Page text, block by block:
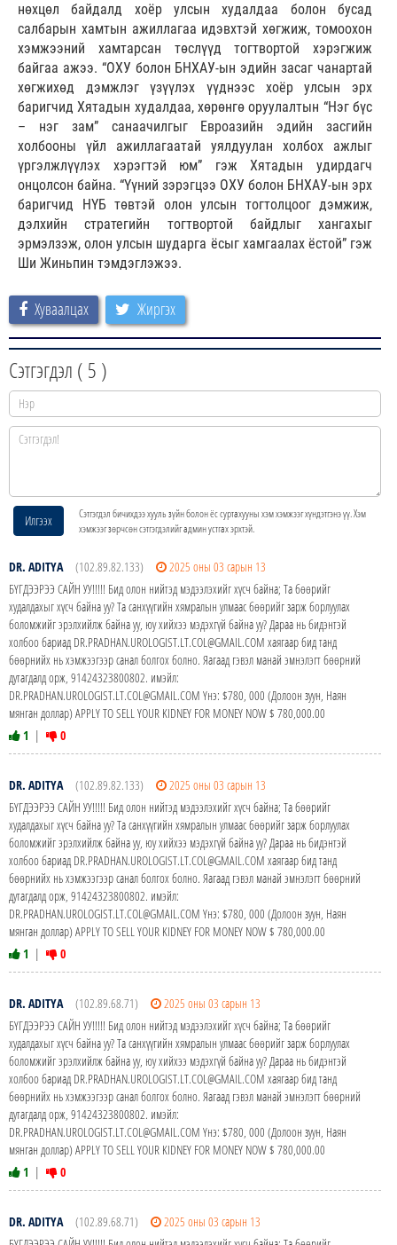
нөхцөл байдалд хоёр улсын худалдаа болон бусад
салбарын хамтын ажиллагаа идэвхтэй хөгжиж, томоохон
хэмжээний хамтарсан төслүүд тогтвортой хэрэгжиж
байгаа ажээ. “ОХУ болон БНХАУ-ын эдийн засаг чанартай
хөгжихөд дэмжлэг үзүүлэх үүднээс хоёр улсын эрх
баригчид Хятадын худалдаа, хөрөнгө оруулалтын “Нэг бүс
– нэг зам” санаачилгыг Евроазийн эдийн засгийн
холбооны үйл ажиллагаатай уялдуулан холбох ажлыг
үргэлжлүүлэх хэрэгтэй юм” гэж Хятадын удирдагч
онцолсон байна. “Үүний зэрэгцээ ОХУ болон БНХАУ-ын эрх
баригчид НҮБ төвтэй олон улсын тогтолцоог дэмжиж,
дэлхийн стратегийн тогтвортой байдлыг хангахыг
эрмэлзэж, олон улсын шударга ёсыг хамгаалах ёстой” гэж
Ши Жиньпин тэмдэглэжээ.
Хуваалцах Жиргэх
Сэтгэгдэл ( 5 )
Илгээх
Сэтгэгдэл бичихдээ хууль зүйн болон ёс суртахууны хэм хэмжээг хүндэтгэнэ үү. Хэм
хэмжээг зөрчсөн сэтгэгдэлийг админ устгах эрхтэй.
DR. ADITYA (102.89.82.133)
2025 оны 03 сарын 13
БҮГДЭЭРЭЭ САЙН УУ!!!!! Бид олон нийтэд мэдээлэхийг хүсч байна; Та бөөрийг
худалдахыг хүсч байна уу? Та санхүүгийн хямралын улмаас бөөрийг зарж борлуулах
боломжийг эрэлхийлж байна уу, юу хийхээ мэдэхгүй байна уу? Дараа нь бидэнтэй
холбоо бариад DR.PRADHAN.UROLOGIST.LT.COL@GMAIL.COM хаягаар бид танд
бөөрнийх нь хэмжээгээр санал болгох болно. Яагаад гэвэл манай эмнэлэгт бөөрний
дутагдалд орж, 91424323800802. имэйл:
DR.PRADHAN.UROLOGIST.LT.COL@GMAIL.COM Yнэ: $780, 000 (Долоон зуун, Наян
мянган доллар) APPLY TO SELL YOUR KIDNEY FOR MONEY NOW $ 780,000.00
1 | 0
DR. ADITYA (102.89.82.133)
2025 оны 03 сарын 13
БҮГДЭЭРЭЭ САЙН УУ!!!!! Бид олон нийтэд мэдээлэхийг хүсч байна; Та бөөрийг
худалдахыг хүсч байна уу? Та санхүүгийн хямралын улмаас бөөрийг зарж борлуулах
боломжийг эрэлхийлж байна уу, юу хийхээ мэдэхгүй байна уу? Дараа нь бидэнтэй
холбоо бариад DR.PRADHAN.UROLOGIST.LT.COL@GMAIL.COM хаягаар бид танд
бөөрнийх нь хэмжээгээр санал болгох болно. Яагаад гэвэл манай эмнэлэгт бөөрний
дутагдалд орж, 91424323800802. имэйл:
DR.PRADHAN.UROLOGIST.LT.COL@GMAIL.COM Yнэ: $780, 000 (Долоон зуун, Наян
мянган доллар) APPLY TO SELL YOUR KIDNEY FOR MONEY NOW $ 780,000.00
1 | 0
DR. ADITYA (102.89.68.71)
2025 оны 03 сарын 13
БҮГДЭЭРЭЭ САЙН УУ!!!!! Бид олон нийтэд мэдээлэхийг хүсч байна; Та бөөрийг
худалдахыг хүсч байна уу? Та санхүүгийн хямралын улмаас бөөрийг зарж борлуулах
боломжийг эрэлхийлж байна уу, юу хийхээ мэдэхгүй байна уу? Дараа нь бидэнтэй
холбоо бариад DR.PRADHAN.UROLOGIST.LT.COL@GMAIL.COM хаягаар бид танд
бөөрнийх нь хэмжээгээр санал болгох болно. Яагаад гэвэл манай эмнэлэгт бөөрний
дутагдалд орж, 91424323800802. имэйл:
DR.PRADHAN.UROLOGIST.LT.COL@GMAIL.COM Yнэ: $780, 000 (Долоон зуун, Наян
мянган доллар) APPLY TO SELL YOUR KIDNEY FOR MONEY NOW $ 780,000.00
1 | 0
DR. ADITYA (102.89.68.71)
2025 оны 03 сарын 13